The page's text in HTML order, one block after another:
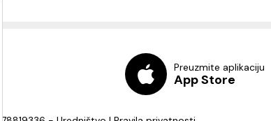
Preuzmite aplikaciju
App Store